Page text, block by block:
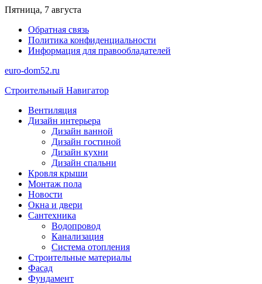
Перейти
содержимому
Пятница, 7 августа
Обратная связь
Политика конфиденциальности
Информация для правообладателей
euro-dom52.ru
Строительный Навигатор
Вентиляция
Дизайн интерьера
Дизайн ванной
Дизайн гостиной
Дизайн кухни
Дизайн спальни
Кровля крыши
Монтаж пола
Новости
Окна и двери
Сантехника
Водопровод
Канализация
Система отопления
Строительные материалы
Фасад
Фундамент